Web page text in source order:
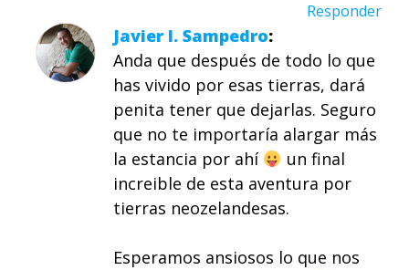
Responder
Javier I. Sampedro
Anda que después de todo lo que
has vivido por esas tierras, dará
penita tener que dejarlas. Seguro
que no te importaría alargar más
la estancia por ahí
un final
increible de esta aventura por
tierras neozelandesas.
Esperamos ansiosos lo que nos